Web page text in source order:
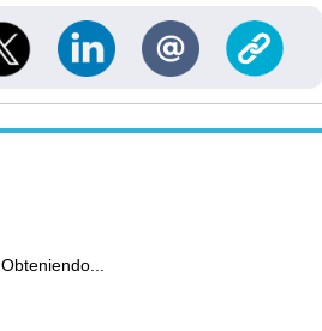
Obteniendo...